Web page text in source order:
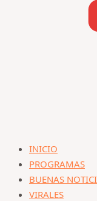
INICIO
PROGRAMAS
BUENAS
VIRALES